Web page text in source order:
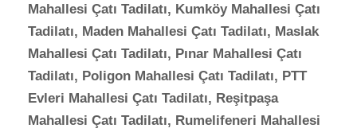
Mahallesi Çatı Tadilatı, Kumköy Mahallesi Çatı
Tadilatı, Maden Mahallesi Çatı Tadilatı, Maslak
Mahallesi Çatı Tadilatı, Pınar Mahallesi Çatı
Tadilatı, Poligon Mahallesi Çatı Tadilatı, PTT
Evleri Mahallesi Çatı Tadilatı, Reşitpaşa
Mahallesi Çatı Tadilatı, Rumelifeneri Mahallesi